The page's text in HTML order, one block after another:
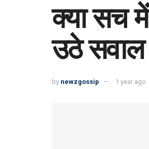
क्या सच
उठे सवाल
by newzgossip 1 year ago